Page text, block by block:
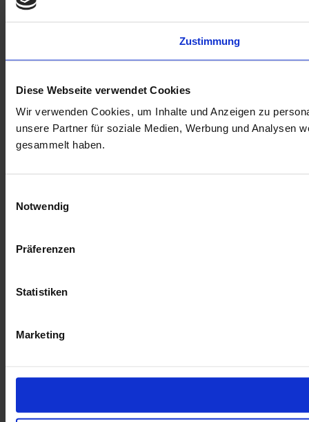
Zustimmung
Diese Webseite verwendet Cookies
Wir verwenden Cookies, um Inhalte und Anzeigen zu
unsere Partner für soziale Medien, Werbung und Analysen
gesammelt haben.
Notwendig
Präferenzen
Statistiken
Marketing